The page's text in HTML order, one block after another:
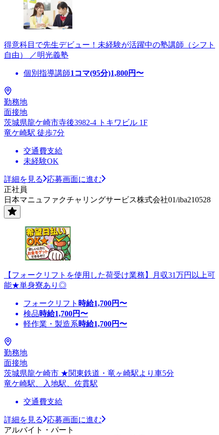
得意科目で先生デビュー！未経験が活躍中の塾講師（シフト
自由） ／明光義塾
個別指導講師1コマ(95分)1,800円〜
勤務地
面接地
茨城県龍ケ崎市寺後3982-4 トキワビル 1F
竜ケ崎駅 徒歩7分
交通費支給
未経験OK
詳細を見る
応募画面に進む
正社員
日本マニュファクチャリングサービス株式会社01/iba210528
【フォークリフトを使用した荷受け業務】月収31万円以上可
能★単身寮あり◎
フォークリフト 時給1,700円〜
検品時給1,700円〜
軽作業・製造系時給1,700円〜
勤務地
面接地
茨城県龍ケ崎市 ★関東鉄道・竜ヶ崎駅より車5分
竜ケ崎駅、入地駅、佐貫駅
交通費支給
詳細を見る
応募画面に進む
アルバイト・パート